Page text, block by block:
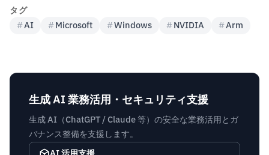
タグ
#AI #Microsoft #Windows #NVIDIA #Arm
生成 AI 業務活用・セキュリティ支援
生成 AI（ChatGPT / Claude 等）の安全な業務活用とガ
バナンス整備を支援します。